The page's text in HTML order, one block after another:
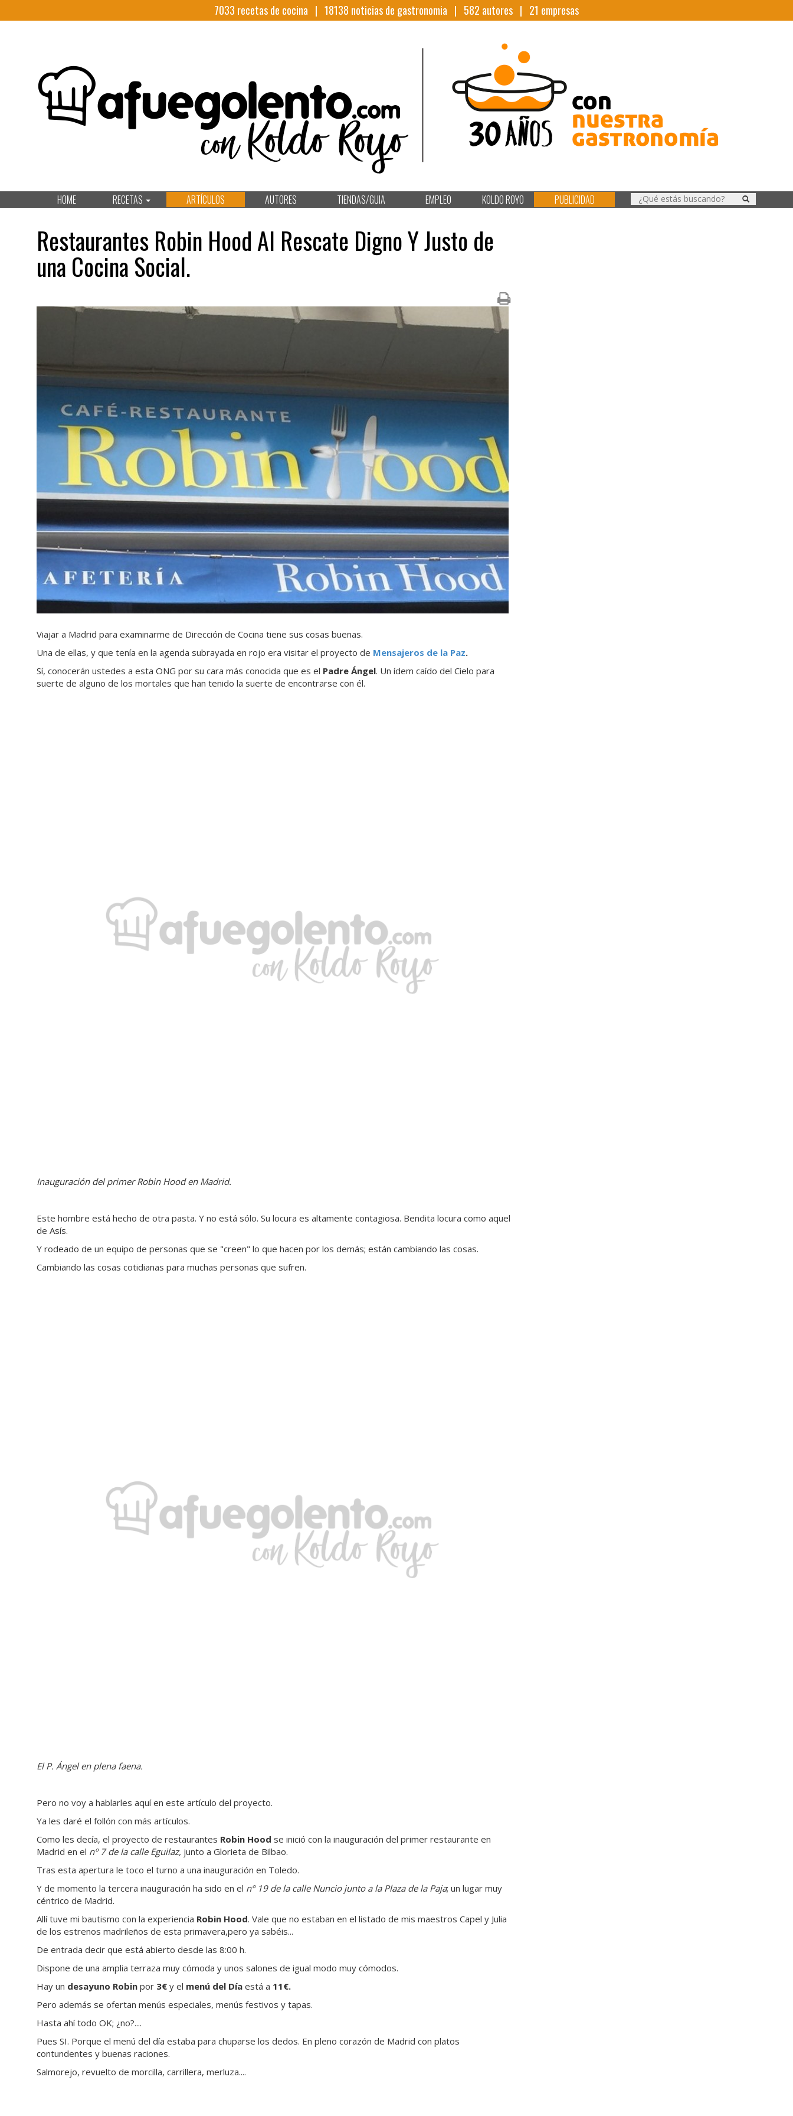
7033 recetas de cocina | 18138 noticias de gastronomia | 582 autores | 21 empresas
HOME RECETAS ARTÍCULOS AUTORES TIENDAS/GUIA EMPLEO KOLDO ROYO PUBLICIDAD
Restaurantes Robin Hood Al Rescate Digno Y Justo de
una Cocina Social.
Viajar a Madrid para examinarme de Dirección de Cocina tiene sus cosas buenas.
Una de ellas, y que tenía en la agenda subrayada en rojo era visitar el proyecto de Mensajeros de la Paz.
Sí, conocerán ustedes a esta ONG por su cara más conocida que es el Padre Ángel. Un ídem caído del Cielo para
suerte de alguno de los mortales que han tenido la suerte de encontrarse con él.
Inauguración del primer Robin Hood en Madrid.
Este hombre está hecho de otra pasta. Y no está sólo. Su locura es altamente contagiosa. Bendita locura como aquel
de Asís.
Y rodeado de un equipo de personas que se "creen" lo que hacen por los demás; están cambiando las cosas.
Cambiando las cosas cotidianas para muchas personas que sufren.
El P. Ángel en plena faena.
Pero no voy a hablarles aquí en este artículo del proyecto.
Ya les daré el follón con más artículos.
Como les decía, el proyecto de restaurantes Robin Hood se inició con la inauguración del primer restaurante en
Madrid en el nº 7 de la calle Eguilaz, junto a Glorieta de Bilbao.
Tras esta apertura le toco el turno a una inauguración en Toledo.
Y de momento la tercera inauguración ha sido en el nº 19 de la calle Nuncio junto a la Plaza de la Paja; un lugar muy
céntrico de Madrid.
Allí tuve mi bautismo con la experiencia Robin Hood. Vale que no estaban en el listado de mis maestros Capel y Julia
de los estrenos madrileños de esta primavera,pero ya sabéis...
De entrada decir que está abierto desde las 8:00 h.
Dispone de una amplia terraza muy cómoda y unos salones de igual modo muy cómodos.
Hay un desayuno Robin por 3€ y el menú del Día está a 11€.
Pero además se ofertan menús especiales, menús festivos y tapas.
Hasta ahí todo OK; ¿no?....
Pues SI. Porque el menú del día estaba para chuparse los dedos. En pleno corazón de Madrid con platos
contundentes y buenas raciones.
Salmorejo, revuelto de morcilla, carrillera, merluza....